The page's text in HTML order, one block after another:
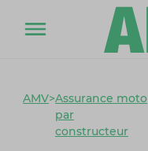
AMV>Assurance moto
par
constructeur